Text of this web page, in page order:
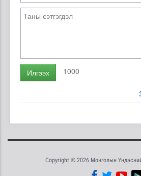
Илгээх 1000
Copyright © 2026 Монголын